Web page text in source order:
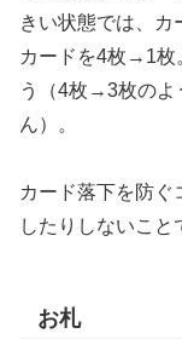
きい状態では、カ
カードを4枚→1枚
う（4枚→3枚のよ
ん）。
カード落下を防ぐ
したりしないこと
お札